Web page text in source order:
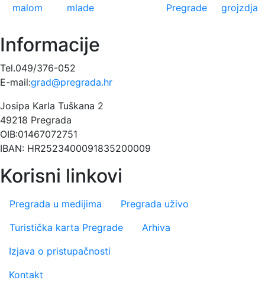
malom
mlade
Pregrade
grojzdja
Informacije
Tel.049/376-052
E-mail:grad@pregrada.hr
Josipa Karla Tuškana 2
49218 Pregrada
OIB:01467072751
IBAN: HR2523400091835200009
Korisni linkovi
Pregrada u medijima
Pregrada uživo
Turistička karta Pregrade
Arhiva
Footer menu
Izjava o pristupačnosti
Kontakt